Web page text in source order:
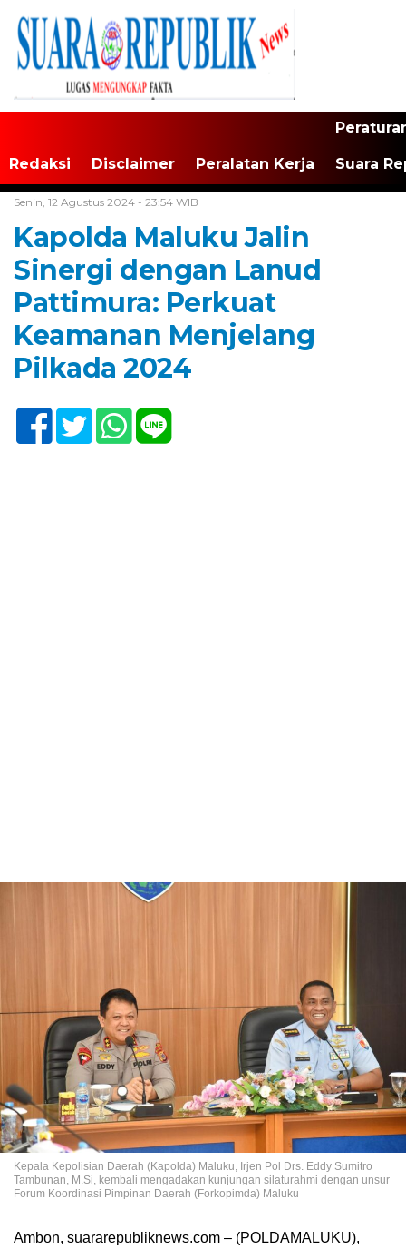
Redaksi Disclaimer Peralatan Kerja Suara
Senin, 12 Agustus 2024 - 23:54 WIB
Kapolda Maluku Jalin
Sinergi dengan Lanud
Pattimura: Perkuat
Keamanan Menjelang
Pilkada 2024
Kepala Kepolisian Daerah (Kapolda) Maluku, Irjen Pol Drs. Eddy Sumitro
Tambunan, M.Si, kembali mengadakan kunjungan silaturahmi dengan unsur
Forum Koordinasi Pimpinan Daerah (Forkopimda) Maluku
Ambon, suararepubliknews.com – (POLDAMALUKU),